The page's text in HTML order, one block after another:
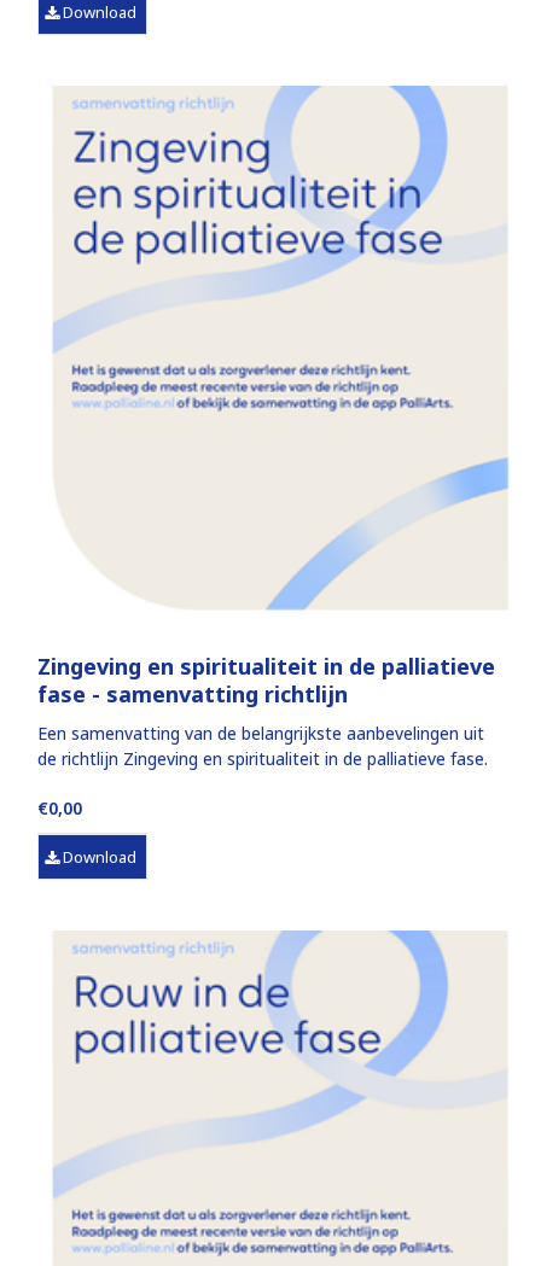
Download
Zingeving en spiritualiteit in de palliatieve
fase - samenvatting richtlijn
Een samenvatting van de belangrijkste aanbevelingen uit
de richtlijn Zingeving en spiritualiteit in de palliatieve fase.
€0,00
Download